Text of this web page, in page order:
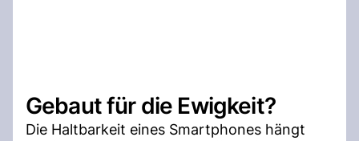
Gebaut für die Ewigkeit?
Die Haltbarkeit eines Smartphones hängt